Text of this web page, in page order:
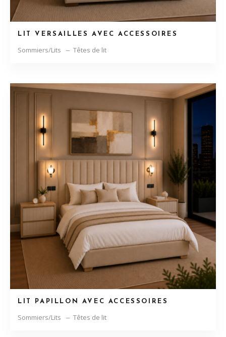
LIT VERSAILLES AVEC ACCESSOIRES
Sommiers/Lits Têtes de lit
LIT PAPILLON AVEC ACCESSOIRES
Sommiers/Lits Têtes de lit